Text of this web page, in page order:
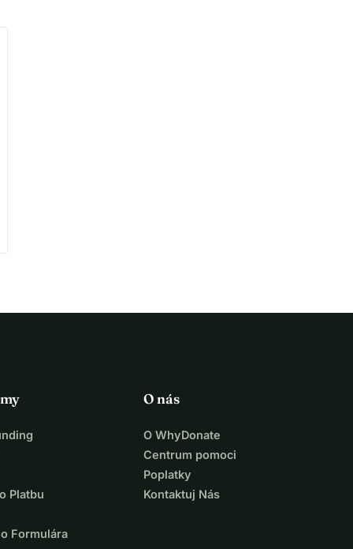
Platbu
Formulára
O nás
O WhyDonate
Centrum pomoci
Poplatky
Kontaktuj Nás